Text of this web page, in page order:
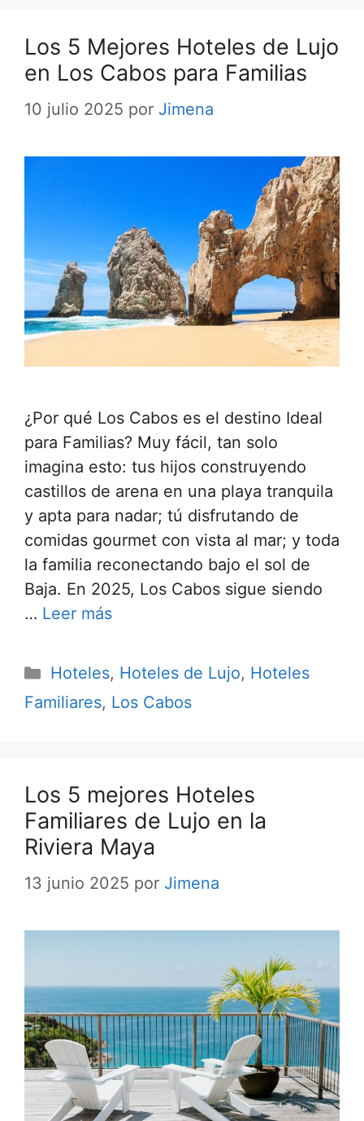
Los 5 Mejores Hoteles de Lujo
en Los Cabos para Familias
10 julio 2025 por Jimena
¿Por qué Los Cabos es el destino Ideal
para Familias? Muy fácil, tan solo
imagina esto: tus hijos construyendo
castillos de arena en una playa tranquila
y apta para nadar; tú disfrutando de
comidas gourmet con vista al mar; y toda
la familia reconectando bajo el sol de
Baja. En 2025, Los Cabos sigue siendo
… Leer más
Categorías
Hoteles, Hoteles de Lujo, Hoteles
Familiares, Los Cabos
Los 5 mejores Hoteles
Familiares de Lujo en la
Riviera Maya
13 junio 2025 por Jimena